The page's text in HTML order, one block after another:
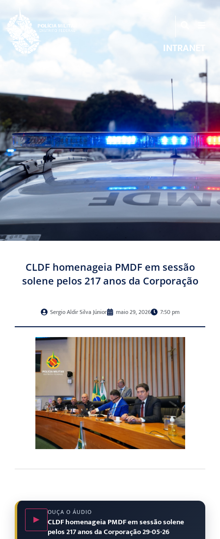
INTRANET
CLDF homenageia PMDF em sessão
solene pelos 217 anos da Corporação
Sergio Aldir Silva Júnior maio 29, 2026 7:50 pm
▶
OUÇA O ÁUDIO
CLDF homenageia PMDF em sessão solene
pelos 217 anos da Corporação 29-05-26